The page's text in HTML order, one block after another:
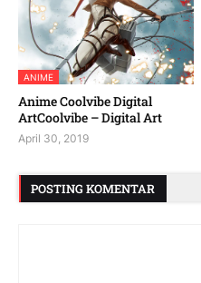
ANIME
Anime Coolvibe Digital
ArtCoolvibe – Digital Art
April 30, 2019
POSTING KOMENTAR